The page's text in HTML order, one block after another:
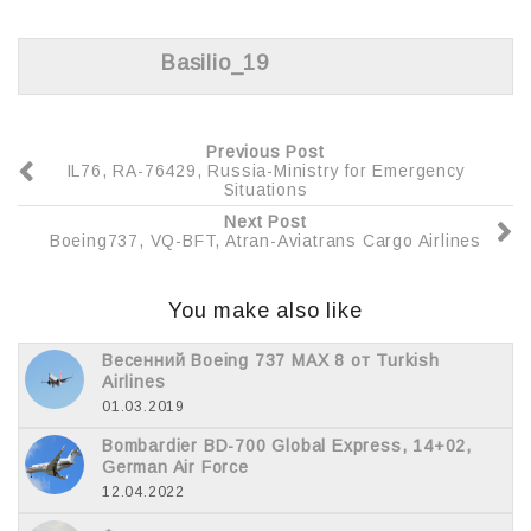
o
k
и
т
ьBasilio_19
Previous Post
IL76, RA-76429, Russia-Ministry for Emergency
Situations
Next Post
Boeing737, VQ-BFT, Atran-Aviatrans Cargo Airlines
You make also like
Весенний Boeing 737 MAX 8 от Turkish
Airlines
01.03.2019
Bombardier BD-700 Global Express, 14+02,
German Air Force
12.04.2022